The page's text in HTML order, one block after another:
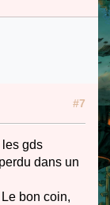
#7
les gds
dans un
bon coin,